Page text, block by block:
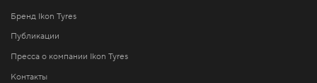
Бренд Ikon Tyres
Публикации
Пресса о компании Ikon Tyres
Контакты